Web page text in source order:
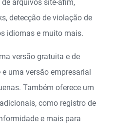
arquivos site-afim,
detecção de violação de
idiomas e muito mais.
versão gratuita e de
uma versão empresarial
Também oferece um
como registro de
e mais para